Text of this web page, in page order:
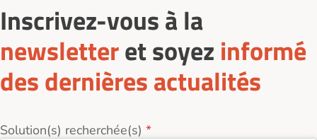
Inscrivez-vous à la
newsletteret soyez informé
des dernières actualités
Solution(s) recherchée(s)